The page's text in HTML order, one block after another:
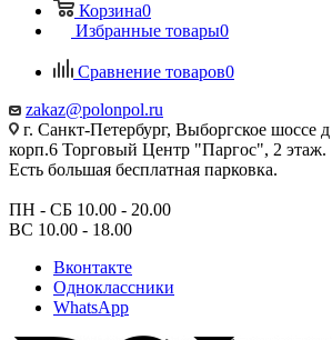
Корзина0
Избранные товары0
Сравнение товаров0
zakaz@polonpol.ru
г. Санкт-Петербург, Выборгское шоссе
корп.6 Торговый Центр "Паргос", 2 этаж.
Есть большая бесплатная парковка.
ПН - СБ 10.00 - 20.00
ВС 10.00 - 18.00
Вконтакте
Одноклассники
WhatsApp